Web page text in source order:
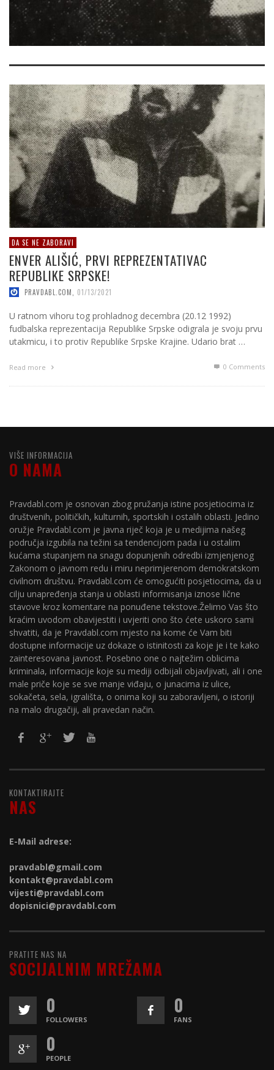
DA SE NE ZABORAVI
ENVER ALIŠIĆ, PRVI REPREZENTATIVAC
REPUBLIKE SRPSKE!
PRAVDABL.COM 01/13/2021
U ratnom vihoru tog prohladnog decembra (20.12 1992)
fudbalska reprezentacija Republike Srpske odigrala je svoju prvu
utakmicu, i to protiv Republike Srpske Krajine. Udario brat …
Read more 0 Comments
VIŠE INFORMACIJA
O NAMA
Pravdabl.com je osnovan zbog pružanja istine posjetiocima iz
društvenih, političkih, kulturnih, sportskih i ostalih oblasti. Jedino
oružje Pravdabl.com je javna riječ koja je u medijima našeg
područja izgubila na težini sa tendencijom pada i u ostalim
kućama stupanjem na snagu dopunjenih odredbi izmjenjenog
Zakonom o javnom redu i miru neprimjerenom demokratskom
civilnom društvu. Pravdabl.com će omogućiti posjetiocima, da u
cilju unapređenja stanja u oblasti informisanja iznose lične
stavove kroz komentare na ponuđene tekstove.Želimo Vas što
kraćim uvodom obavijestiti i uvjeriti ono što ćete uskoro sami
shvatiti, da je Pravdabl.com mjesto na kome će Vam biti
dostupne informacije uz dokaze o istinitosti za koje je i te kako
zainteresovana javnost. Posebno one o najtežim oblicima
kriminala, informacije koje su mediji odbijali objavljivati, ali i one
male priče koje se sve manje viđaju, o junacima iz ulice,
sokačeta, sela, igrališta, o onima koji su zaboravljeni, o istoriji
na malo drugačiji, ali pravedan način.
KONTAKTIRAJTE
NAS
E-Mail adrese:
pravdabl@gmail.com
kontakt@pravdabl.com
vijesti@pravdabl.com
dopisnici@pravdabl.com
PRATITE NAS NA
SOCIJALNIM MREŽAMA
0
FOLLOWERS
0
FANS
0
PEOPLE